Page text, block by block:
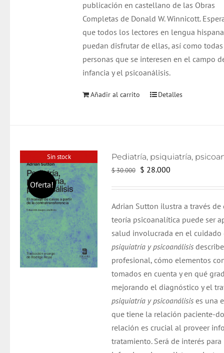
publicación en castellano de las Obras
Completas de Donald W. Winnicott.
que todos los lectores en lengua hispana
puedan disfrutar de ellas, así como
personas que se interesen en el campo
infancia y el psicoanálisis.
Añadir al carrito Detalles
Sin stock
Oferta!
$30.000
El
era:
$ 30.000.
$ 28.000El
es:
$ 28.000.
Adrian Sutton ilustra a través
teoría psicoanalítica puede ser
salud involucrada en el
psiquiatría y psicoanálisis
profesional, cómo elementos
tomados en cuenta y en qué
mejorando el diagnóstico y el
psiquiatría y psicoanálisis es una
que tiene la relación paciente-
relación es crucial al proveer
tratamiento. Será de interés